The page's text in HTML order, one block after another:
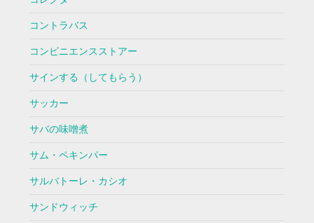
コントラバス
コンビニエンスストアー
サインする（してもらう）
サッカー
サバの味噌煮
サム・ペキンパー
サルバトーレ・カシオ
サンドウィッチ